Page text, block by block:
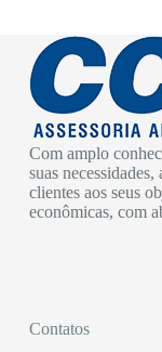
Com amplo
suas
clientes aos seus
econômicas, com
Contatos